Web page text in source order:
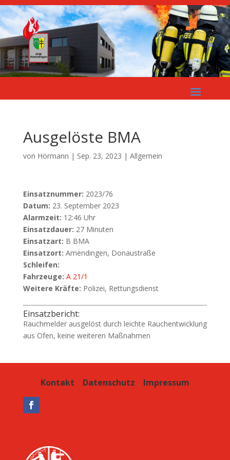
Ausgelöste BMA
von Hörmann | Sep. 23, 2023 | Allgemein
Einsatznummer: 2023/76
Datum: 23. September 2023
Alarmzeit: 12:46 Uhr
Einsatzdauer: 27 Minuten
Einsatzart: B BMA
Einsatzort: Amendingen, Donaustraße
Schleifen:
Fahrzeuge: A 21/1
Weitere Kräfte: Polizei, Rettungsdienst
Einsatzbericht:
Rauchmelder ausgelöst durch leichte Rauchentwicklung
aus Ofen, keine weiteren Maßnahmen
Kontakt Datenschutz Impressum